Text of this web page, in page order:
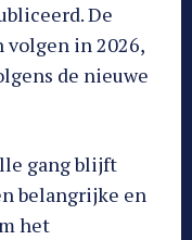
De
in 2026,
de nieuwe
gang blijft
belangrijke en
het